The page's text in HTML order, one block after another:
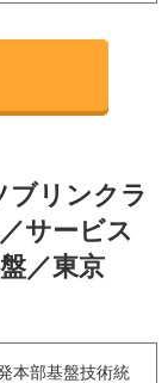
ブリンクラ
サービス
／東京
本部基盤技術統